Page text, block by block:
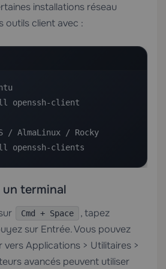
installations réseau
outils client avec :
openssh-client
/ AlmaLinux / Rocky
openssh-clients
un terminal
Cmd + Space , tapez
sur Entrée. Vous pouvez
vers Applications > Utilitaires >
avancés peuvent utiliser